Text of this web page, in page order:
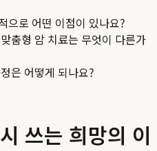
으로 어떤 이점이 있나요?
춤형 암 치료는 무엇이 다른가
은 어떻게 되나요?
쓰는 희망의 이